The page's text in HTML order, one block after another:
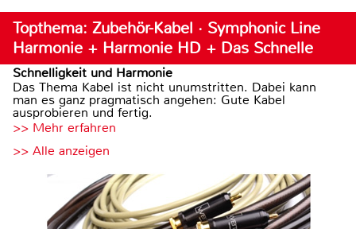
Topthema: Zubehör-Kabel · Symphonic Line
Harmonie + Harmonie HD + Das Schnelle
Schnelligkeit und Harmonie
Das Thema Kabel ist nicht unumstritten. Dabei kann
man es ganz pragmatisch angehen: Gute Kabel
ausprobieren und fertig.
>> Mehr erfahren
>> Alle anzeigen